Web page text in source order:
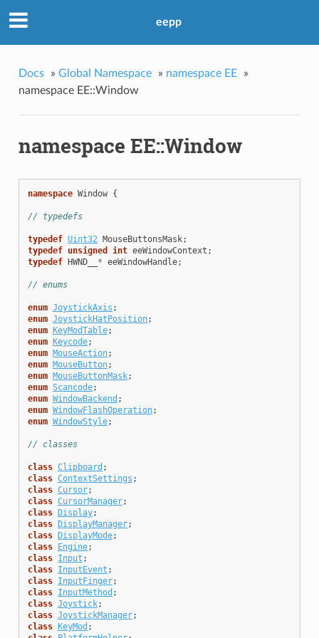
eepp
Docs » Global Namespace » namespace EE
»
namespace EE::Window
namespace EE::Window
namespace Window {
// typedefs
typedef Uint32 MouseButtonsMask;
typedef unsigned int eeWindowContext ;
typedef HWND__ * eeWindowHandle;
// enums
enum JoystickAxis ;
enum JoystickHatPosition;
enum KeyModTable;
enum Keycode;
enum MouseAction;
enum MouseButton;
enum MouseButtonMask;
enum Scancode;
enum WindowBackend ;
enum WindowFlashOperation;
enum WindowStyle;
// classes
class Clipboard ;
class ContextSettings ;
class Cursor;
class CursorManager;
class Display;
class DisplayManager;
class DisplayMode;
class Engine;
class Input ;
class InputEvent ;
class InputFinger;
class InputMethod ;
class Joystick;
class JoystickManager;
class KeyMod ;